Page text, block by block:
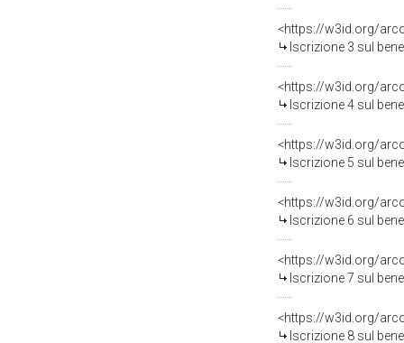
<https://w3id.org/
Iscrizione 3 sul
<https://w3id.org/
Iscrizione 4 sul
<https://w3id.org/
Iscrizione 5 sul
<https://w3id.org/
Iscrizione 6 sul
<https://w3id.org/
Iscrizione 7 sul
<https://w3id.org/
Iscrizione 8 sul